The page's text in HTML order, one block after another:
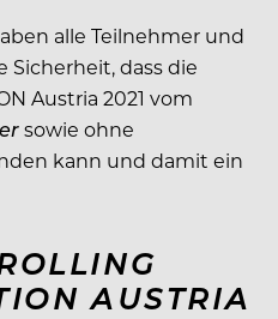
alle Teilnehmer und
Sicherheit, dass die
Austria 2021 vom
sowie ohne
kann und damit ein
AUSTRIA